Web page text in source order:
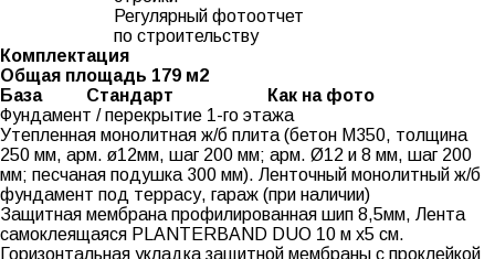
Регулярный фотоотчет
по строительству
Комплектация
Общая площадь 179 м2
База
Стандарт
Как на фото
Фундамент / перекрытие 1-го этажа
Утепленная монолитная ж/б плита (бетон М350, толщина
250 мм, арм. ø12мм, шаг 200 мм; арм. Ø12 и 8 мм, шаг 200
мм; песчаная подушка 300 мм). Ленточный монолитный ж/б
фундамент под террасу, гараж (при наличии)
Защитная мембрана профилированная шип 8,5мм, Лента
самоклеящаяся PLANTERBAND DUO 10 м х5 см.
Горизонтальная укладка защитной мембраны с проклейкой